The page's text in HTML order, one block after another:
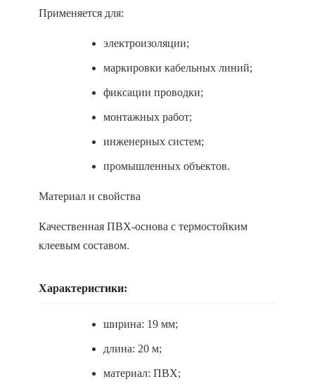
Применяется для:
электроизоляции;
маркировки кабельных линий;
фиксации проводки;
монтажных работ;
инженерных систем;
промышленных объектов.
Материал и свойства
Качественная ПВХ-основа с термостойким
клеевым составом.
Характеристики:
ширина: 19 мм;
длина: 20 м;
материал: ПВХ;